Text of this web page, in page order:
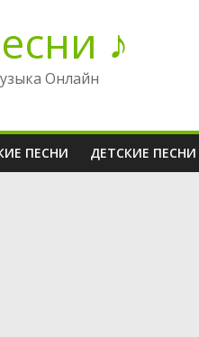
♪
Онлайн
ПЕСНИ ДЕТСКИЕ ПЕСНИ